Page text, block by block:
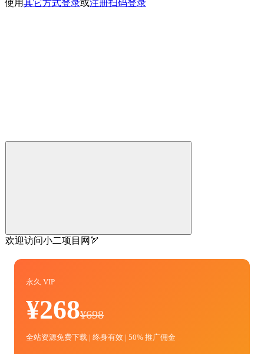
使用其它方式登录或注册扫码登录
欢迎访问小二项目网🏹
永久 VIP
¥268¥698
全站资源免费下载 | 终身有效 | 50% 推广佣金